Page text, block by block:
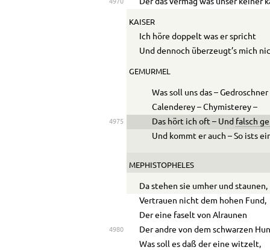
4970 Der das vermag was unser keiner
KAISER
Ich höre doppelt was er spricht
Und dennoch überzeugt’s mich
GEMURMEL
Was soll uns das – Gedroschner
Calenderey – Chymisterey –
4975 Das hört ich oft – Und falsch
Und kommt er auch – So ists
MEPHISTOPHELES
Da stehen sie umher und staunen,
Vertrauen nicht dem hohen Fund,
Der eine faselt von Alraunen
4980
Der andre von dem schwarzen
Was soll es daß der eine witzelt,